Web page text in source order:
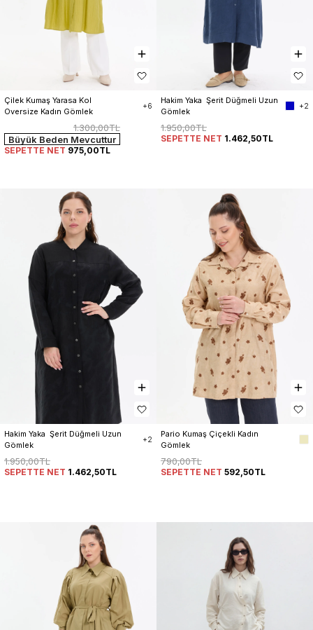
Çilek Kumaş Yarasa Kol
Oversize Kadın Gömlek
+6
1.300,00TL
Büyük Beden Mevcuttur
SEPETTE NET 975,00TL
Hakim Yaka  Şerit Düğmeli Uzun
Gömlek
+2
1.950,00TL
SEPETTE NET 1.462,50TL
Hakim Yaka  Şerit Düğmeli Uzun
Gömlek
+2
1.950,00TL
SEPETTE NET 1.462,50TL
Pario Kumaş Çiçekli Kadın
Gömlek
790,00TL
SEPETTE NET 592,50TL